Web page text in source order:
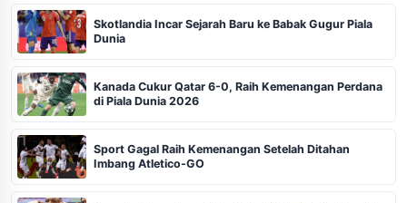
Skotlandia Incar Sejarah Baru ke Babak Gugur Piala
Dunia
Kanada Cukur Qatar 6-0, Raih Kemenangan Perdana
di Piala Dunia 2026
Sport Gagal Raih Kemenangan Setelah Ditahan
Imbang Atletico-GO